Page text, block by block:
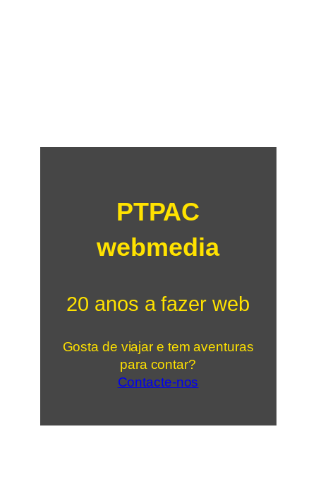
PTPAC
webmedia
20 anos a fazer web
Gosta de viajar e tem aventuras
para contar?
Contacte-nos